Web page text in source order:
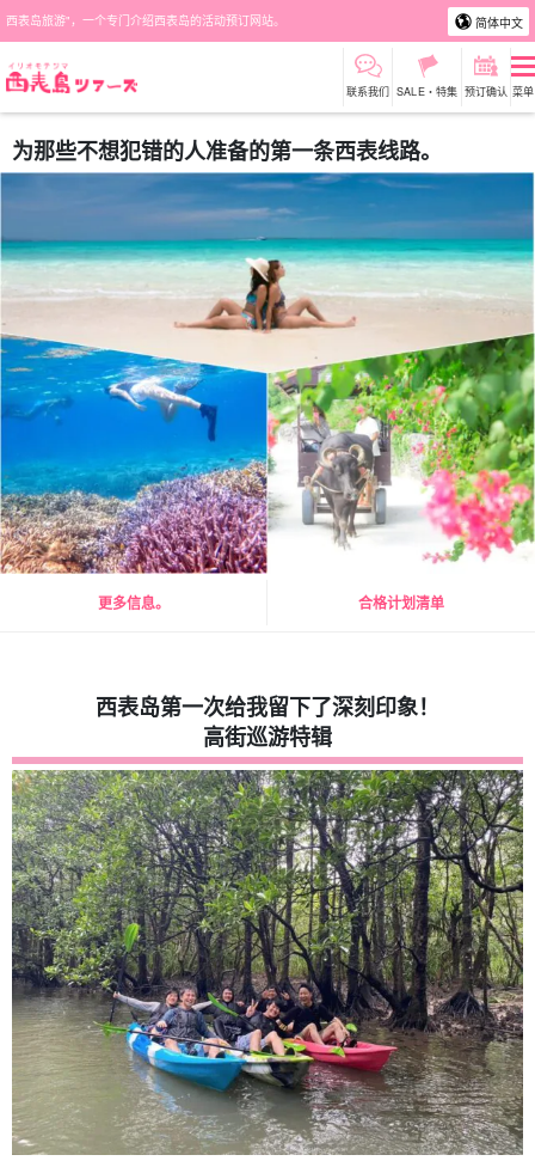
西表岛旅游"，一个专门介绍西表岛的活动预订网站。 简体中文
联系我们 SALE・特集 预订确认 菜单
为那些不想犯错的人准备的第一条西表线路。
更多信息。 合格计划清单
西表岛第一次给我留下了深刻印象！
高街巡游特辑